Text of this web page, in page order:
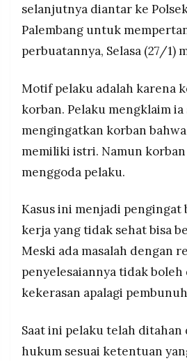
selanjutnya diantar ke
Palembang untuk
perbuatannya, Selasa (27/1)
Motif pelaku adalah karena
korban. Pelaku mengklaim ia
mengingatkan korban
memiliki istri. Namun
menggoda pelaku.
Kasus ini menjadi pengingat
kerja yang tidak sehat bisa
Meski ada masalah dengan
penyelesaiannya tidak boleh
kekerasan apalagi
Saat ini pelaku telah ditahan
hukum sesuai ketentuan